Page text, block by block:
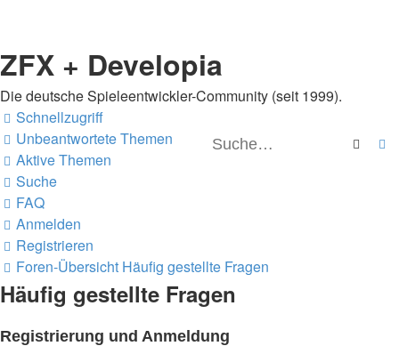
ZFX + Developia
Die deutsche Spieleentwickler-Community (seit 1999).
Suche
Schnellzugriff
Unbeantwortete Themen
Aktive Themen
Suche
FAQ
Anmelden
Registrieren
Foren-Übersicht Häufig gestellte Fragen
Häufig gestellte Fragen
Registrierung und Anmeldung